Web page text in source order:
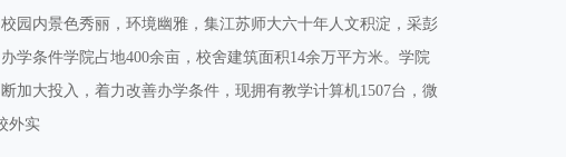
内景色秀丽，环境幽雅，集江苏师大六十年人文积淀，采彭
学条件学院占地400余亩，校舍建筑面积14余万平方米。学院
加大投入，着力改善办学条件，现拥有教学计算机1507台，微
外实